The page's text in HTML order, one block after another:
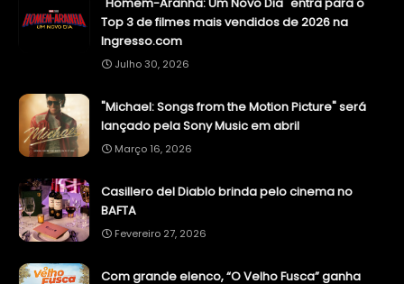
"Homem-Aranha: Um Novo Dia" entra para o
Top 3 de filmes mais vendidos de 2026 na
Ingresso.com
Julho 30, 2026
"Michael: Songs from the Motion Picture" será
lançado pela Sony Music em abril
Março 16, 2026
Casillero del Diablo brinda pelo cinema no
BAFTA
Fevereiro 27, 2026
Com grande elenco, “O Velho Fusca” ganha